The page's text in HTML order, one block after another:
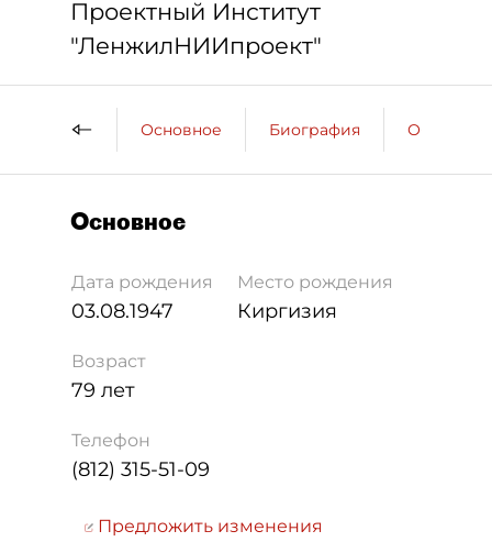
Проектный Институт
"ЛенжилНИИпроект"
Основное Биография
Основное
Дата рождения
03.08.1947
Место рождения
Киргизия
Возраст
79 лет
Телефон
(812) 315-51-09
Предложить изменения